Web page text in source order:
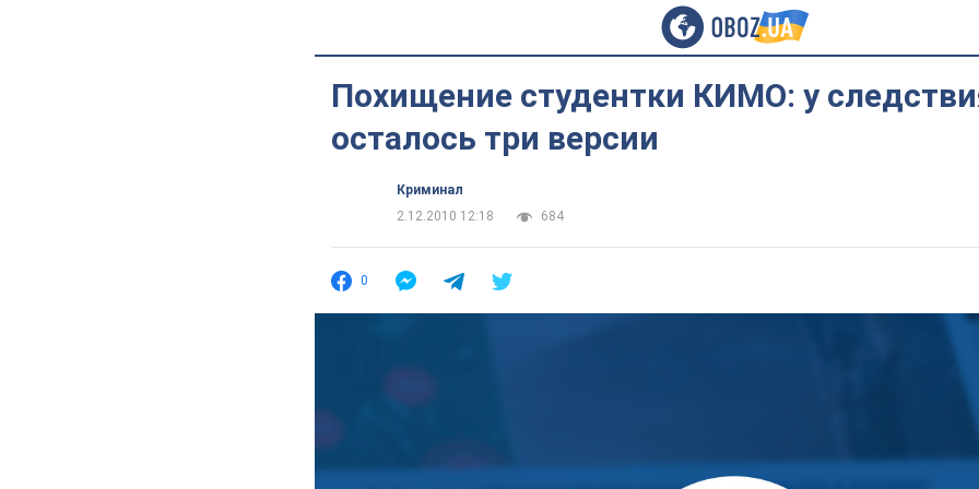
Похищение студентки КИМО: у
осталось три версии
Криминал
2.12.2010 12:18
684
0